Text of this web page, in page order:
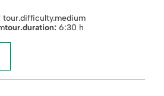
tour.difficulty.medium
tour.duration: 6:30 h